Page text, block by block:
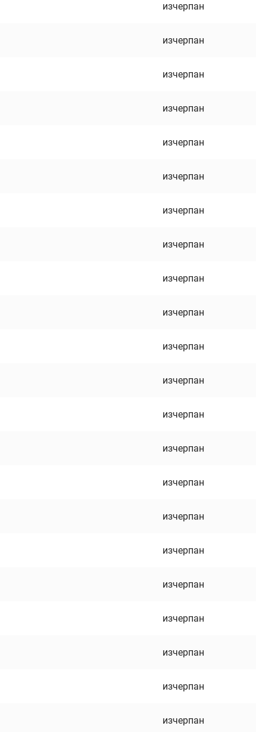
изчерпан
изчерпан
изчерпан
изчерпан
изчерпан
изчерпан
изчерпан
изчерпан
изчерпан
изчерпан
изчерпан
изчерпан
изчерпан
изчерпан
изчерпан
изчерпан
изчерпан
изчерпан
изчерпан
изчерпан
изчерпан
изчерпан